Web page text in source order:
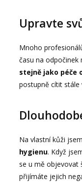
Upravte
Mnoho
času na odpočinek
stejně jako péče
postupně cítit stále
Na vlastní kůži
hygienu. Když
se u mě objevovat
přijímáte jejich